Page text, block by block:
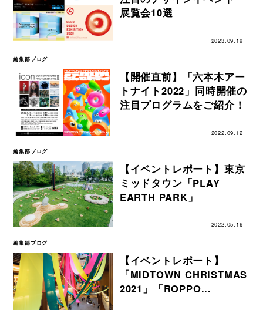
展覧会10選
2023.09.19
編集部ブログ
【開催直前】「六本木アー
トナイト2022」同時開催の
注目プログラムをご紹介！
2022.09.12
編集部ブログ
【イベントレポート】東京
ミッドタウン「PLAY
EARTH PARK」
2022.05.16
編集部ブログ
【イベントレポート】
「MIDTOWN CHRISTMAS
2021」「ROPPO...